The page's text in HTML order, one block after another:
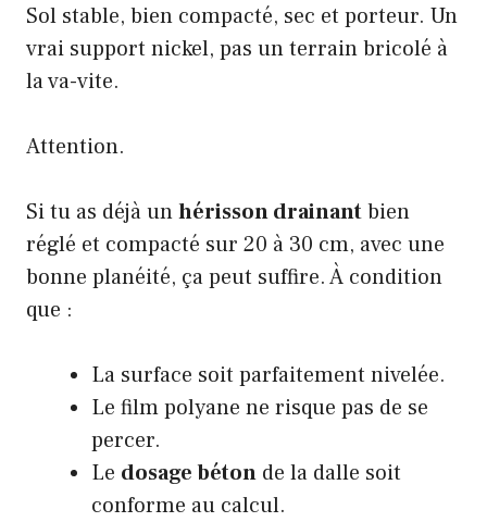
Sol stable, bien compacté, sec et porteur. Un
vrai support nickel, pas un terrain bricolé à
la va-vite.
Attention.
Si tu as déjà unhérisson drainantbien
réglé et compacté sur 20 à 30 cm, avec une
bonne planéité, ça peut suffire. À condition
que :
La surface soit parfaitement nivelée.
Le film polyane ne risque pas de se
percer.
Le dosage béton de la dalle soit
conforme au calcul.